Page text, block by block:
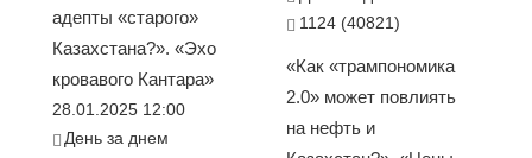
адепты «старого»
Казахстана?». «Эхо
кровавого Кантара»
28.01.2025 12:00
День за днем
1124 (40821)
«Как «трампономика
2.0» может повлиять
на нефть и